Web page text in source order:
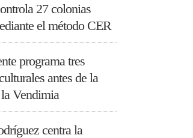
27 colonias
el método CER
programa tres
antes de la
Vendimia
centra la